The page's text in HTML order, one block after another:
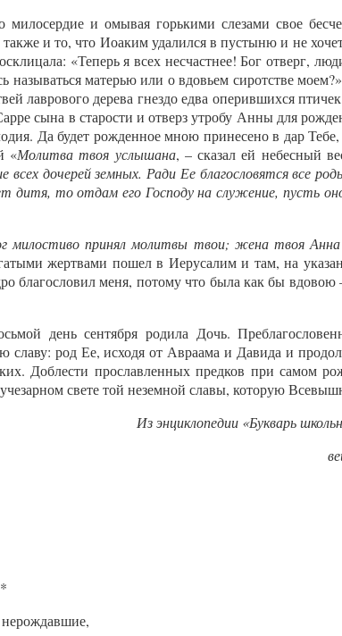
и омывая горькими слезами свое
и то, что Иоаким удалился в пустыню и не
«Теперь я всех несчастнее! Бог отверг,
матерью или о вдовьем сиротстве
лаврового дерева гнездо едва оперившихся
сына в старости и отверз утробу Анны для
Да будет рожденное мною принесено в дар Тебе,
«Молитва твоя услышана, – сказал ей небесный
дочерей земных. Ради Ее благословятся все
дитя, то отдам его Господу на служение, пусть
милостиво принял молитвы твои; жена твоя
жертвами пошел в Иерусалим и там, на
меня, потому что была как бы вдовою
день сентября родила Дочь.
род Ее, исходя от Авраама и Давида и
Доблести прославленных предков при самом
свете той неземной славы, которую
Из энциклопедии «Букварь